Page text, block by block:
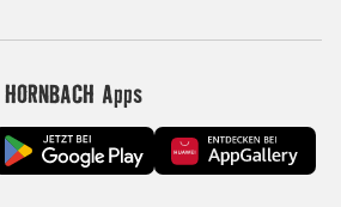
HORNBACH Apps